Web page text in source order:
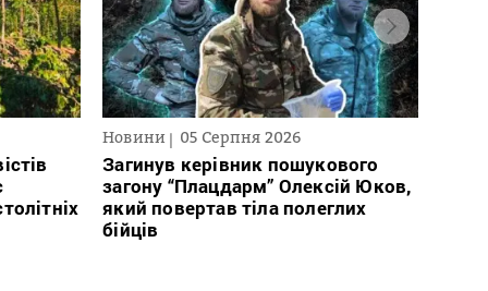
Новини 05 Серпня 2026
Загинув керівник пошукового
загону “Плацдарм” Олексій Юков,
який повертав тіла полеглих
бійців